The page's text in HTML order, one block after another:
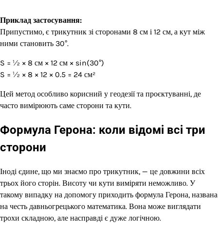
Приклад застосування:
Припустимо, є трикутник зі сторонами 8 см і 12 см, а кут між
ними становить 30°.
S = ½ × 8 см × 12 см × sin(30°)
S = ½ × 8 × 12 × 0.5 = 24 см²
Цей метод особливо корисний у геодезії та проєктуванні, де
часто вимірюють саме сторони та кути.
Формула Герона: коли відомі всі три
сторони
Іноді єдине, що ми знаємо про трикутник, — це довжини всіх
трьох його сторін. Висоту чи кути виміряти неможливо. У
такому випадку на допомогу приходить формула Герона, названа
на честь давньогрецького математика. Вона може виглядати
трохи складною, але насправді є дуже логічною.